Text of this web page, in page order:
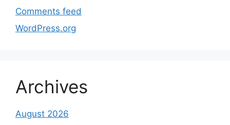
Comments feed
WordPress.org
Archives
August 2026